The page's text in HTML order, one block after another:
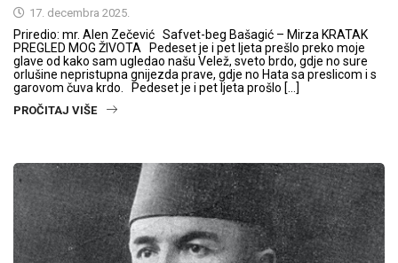
17. decembra 2025.
Priredio: mr. Alen Zečević Safvet-beg Bašagić – Mirza KRATAK
PREGLED MOG ŽIVOTA Pedeset je i pet ljeta prešlo preko moje
glave od kako sam ugledao našu Velež, sveto brdo, gdje no sure
orlušine nepristupna gnijezda prave, gdje no Hata sa preslicom i s
garovom čuva krdo. Pedeset je i pet ljeta prošlo […]
PROČITAJ VIŠE